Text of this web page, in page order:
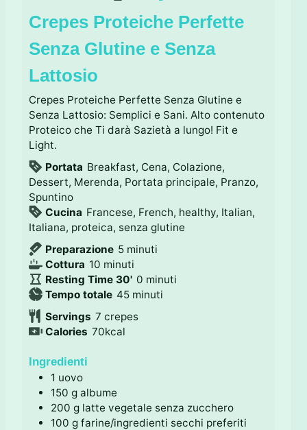
Crepes Proteiche Perfette
Senza Glutine e Senza
Lattosio
Crepes Proteiche Perfette Senza Glutine e
Senza Lattosio: Semplici e Sani. Alto contenuto
Proteico che Ti darà Sazietà a lungo! Fit e
Light.
Portata Breakfast, Cena, Colazione,
Dessert, Merenda, Portata principale, Pranzo,
Spuntino
Cucina Francese, French, healthy, Italian,
Italiana, proteica, senza glutine
Preparazione 5m
i
n
u
i
minuti
Cottura 10m
i
n
i
minuti
Resting Time 30' 0m
i
minuti
Tempo totale 45m
n
minuti
Servings 7 crepes
Calories 70kcal
Ingredienti
1 uovo
150 g albume
200 g latte vegetale senza zucchero
100 g farine/ingredienti secchi preferiti